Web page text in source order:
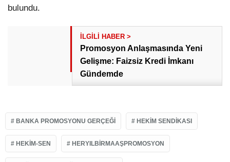
bulundu.
Promosyon Anlaşmasında Yeni
Gelişme: Faizsiz Kredi İmkanı
Gündemde
BANKA PROMOSYONU GERÇEĞI HEKIM SENDIKASI
HEKIM-SEN HERYILBIRMAAŞPROMOSYON